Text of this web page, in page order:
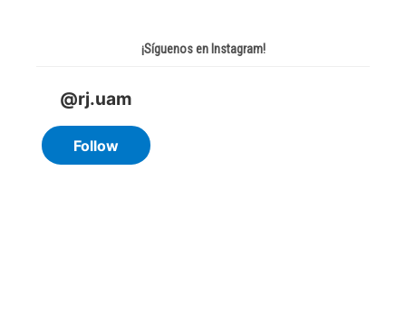
¡Síguenos en Instagram!